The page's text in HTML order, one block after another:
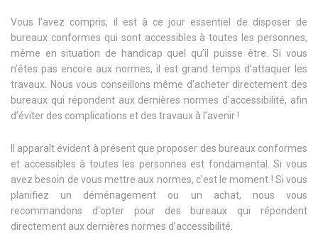
Vous l’avez compris, il est à ce jour essentiel de disposer de
bureaux conformes qui sont accessibles à toutes les personnes,
même en situation de handicap quel qu’il puisse être. Si vous
n’êtes pas encore aux normes, il est grand temps d’attaquer les
travaux. Nous vous conseillons même d’acheter directement des
bureaux qui répondent aux dernières normes d’accessibilité, afin
d’éviter des complications et des travaux à l’avenir !
Il apparaît évident à présent que proposer des bureaux conformes
et accessibles à toutes les personnes est fondamental. Si vous
avez besoin de vous mettre aux normes, c'est le moment ! Si vous
planifiez un déménagement ou un achat, nous vous
recommandons d'opter pour des bureaux qui répondent
directement aux dernières normes d'accessibilité.